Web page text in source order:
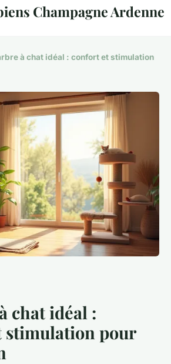
Champagne Ardenne
à chat idéal : confort et stimulation
chat idéal :
stimulation pour